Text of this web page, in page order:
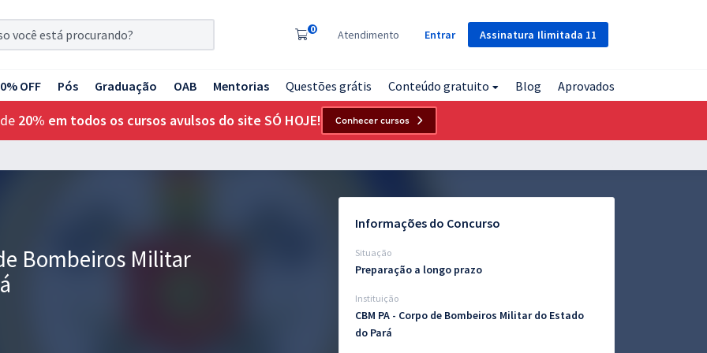
Assinatura Ilimitada 11
0 Atendimento Entrar
OFF Pós Graduação OAB Mentorias Questões grátis Conteúdo gratuito Blog Aprovados
20% em todos os cursos avulsos do site SÓ HOJE! Conhecer cursos
Bombeiros Militar
Informações do Concurso
Situação
Preparação a longo prazo
Instituição
CBM PA - Corpo de Bombeiros Militar do Estado
do Pará